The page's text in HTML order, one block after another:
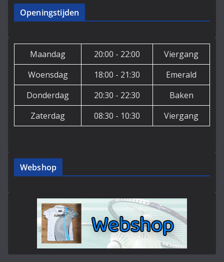
Openingstijden
Maandag 20:00 - 22:00
Viergang
Woensdag
18:00 - 21:30
Emerald
Donderdag
20:30 - 22:30
Baken
Zaterdag
08:30 - 10:30 Viergang
Webshop